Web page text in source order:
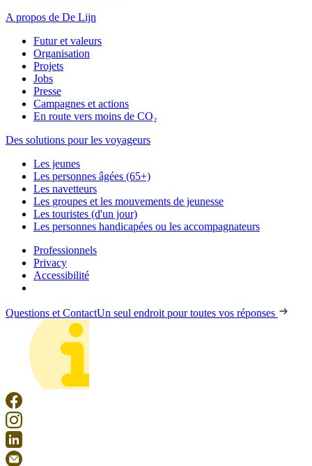
A propos de De Lijn
Futur et valeurs
Organisation
Projets
Jobs
Presse
Campagnes et actions
En route vers moins de CO₂
Des solutions pour les voyageurs
Les jeunes
Les personnes âgées (65+)
Les navetteurs
Les groupes et les mouvements de jeunesse
Les touristes (d'un jour)
Les personnes handicapées ou les accompagnateurs
Professionnels
Privacy
Accessibilité
Questions et ContactUn seul endroit pour toutes vos réponses